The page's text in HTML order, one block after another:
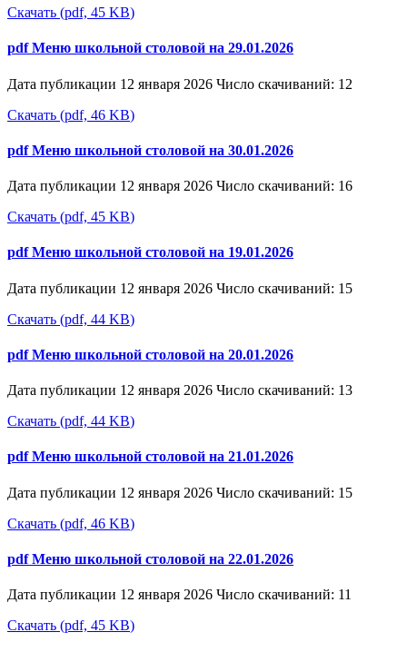
Скачать (pdf, 45 KB)
pdf Меню школьной столовой на 29.01.2026
Дата публикации 12 января 2026 Число скачиваний: 12
Скачать (pdf, 46 KB)
pdf Меню школьной столовой на 30.01.2026
Дата публикации 12 января 2026 Число скачиваний: 16
Скачать (pdf, 45 KB)
pdf Меню школьной столовой на 19.01.2026
Дата публикации 12 января 2026 Число скачиваний: 15
Скачать (pdf, 44 KB)
pdf Меню школьной столовой на 20.01.2026
Дата публикации 12 января 2026 Число скачиваний: 13
Скачать (pdf, 44 KB)
pdf Меню школьной столовой на 21.01.2026
Дата публикации 12 января 2026 Число скачиваний: 15
Скачать (pdf, 46 KB)
pdf Меню школьной столовой на 22.01.2026
Дата публикации 12 января 2026 Число скачиваний: 11
Скачать (pdf, 45 KB)